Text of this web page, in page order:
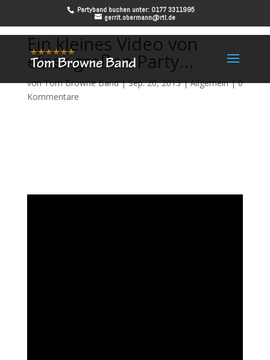
Partyband buchen unter: 0177 3311995
gerrit.obermann@rtl.de
Ein kleines Video von
einer großen Party…
vonTom Browne Band|Sep. 20, 2013|Allgemein|0
Kommentare